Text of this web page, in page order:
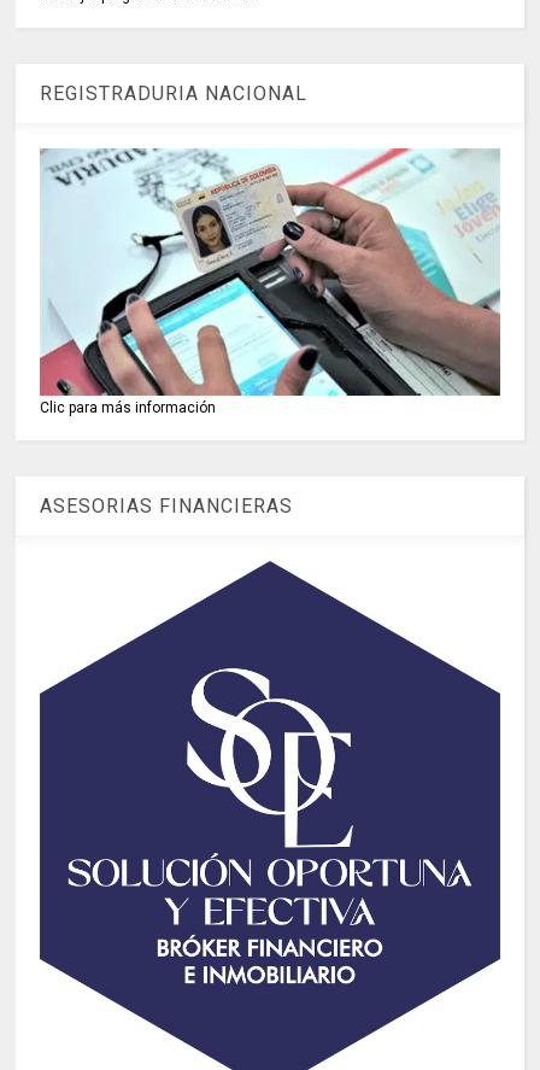
REGISTRADURIA NACIONAL
Clic para más información
ASESORIAS FINANCIERAS